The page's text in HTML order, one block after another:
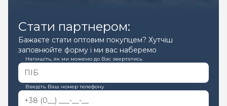
Стати партнером:
Бажаєте стати оптовим покупцем? Хутчіш
заповнюйте форму і ми вас наберемо
Напишіть, як ми можемо до Вас звертатись
Введіть Ваш номер телефону